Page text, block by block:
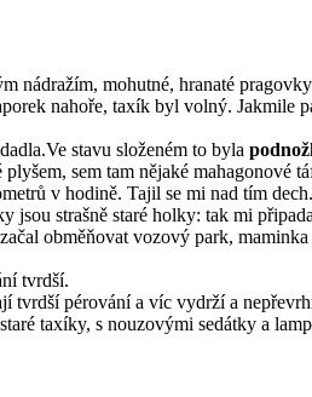
nádražím, mohutné, hranaté
nahoře, taxík byl volný. Jakmile
stavu složeném to byla
sem tam nějaké mahagonové
v hodině. Tajil se mi nad tím
jsou strašně staré holky: tak mi
obměňovat vozový park,
tvrdší.
tvrdší pérování a víc vydrží a
taxíky, s nouzovými sedátky a